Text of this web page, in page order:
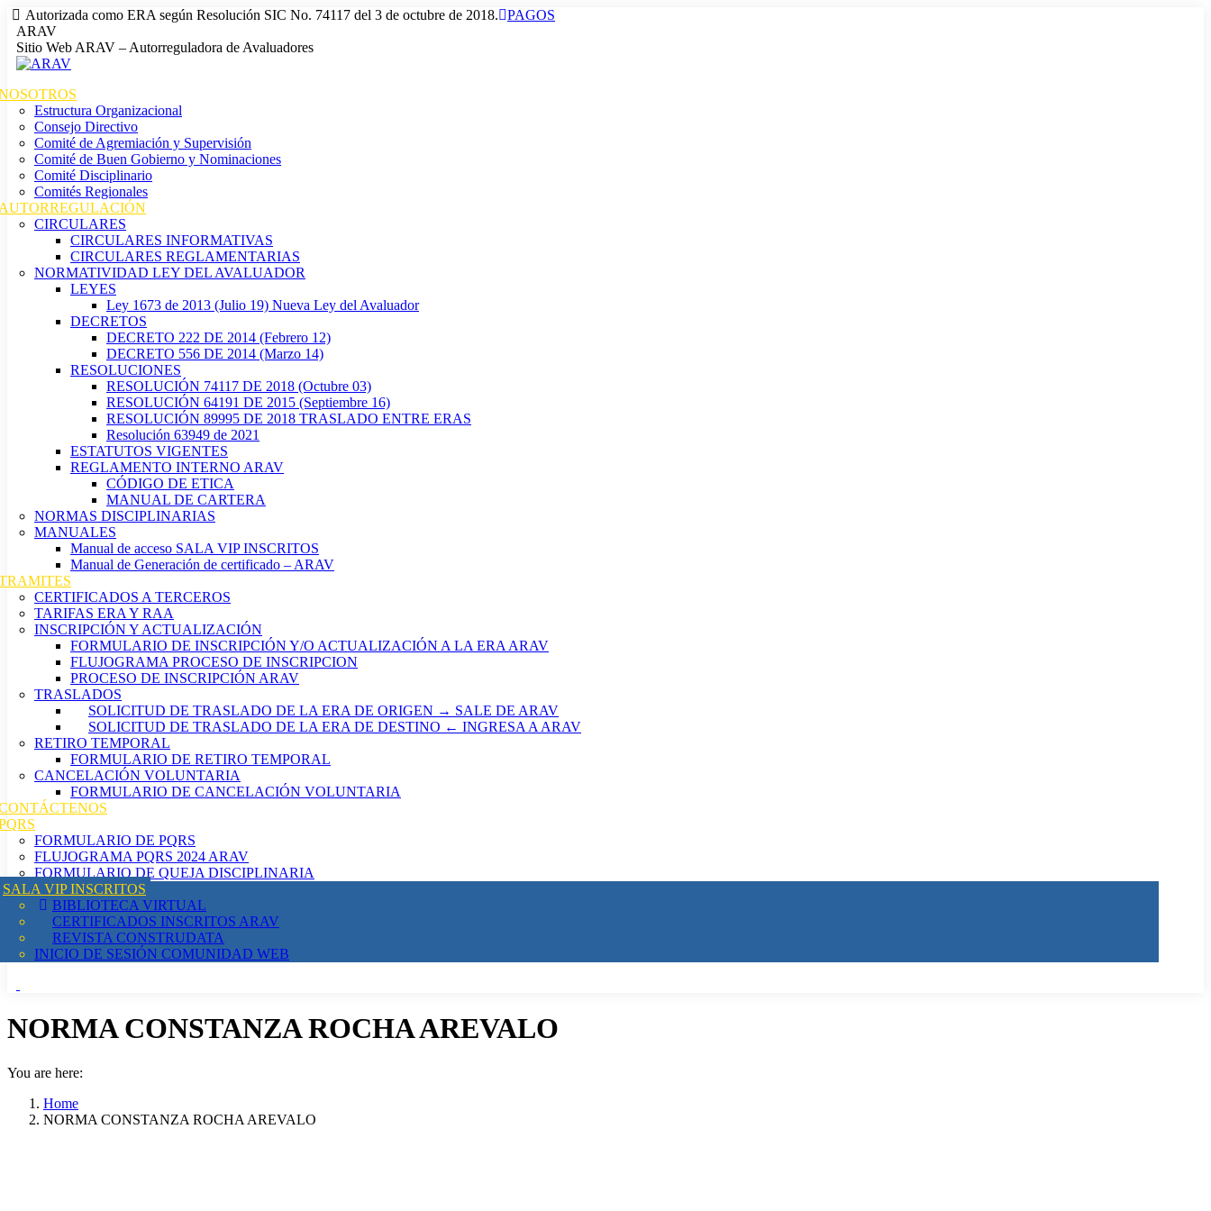
Autorizada como ERA según Resolución SIC No. 74117 del 3 de octubre de 2018.
PAGOS
ARAV
Sitio Web ARAV – Autorreguladora de Avaluadores
Estructura Organizacional
Consejo Directivo
Comité de Agremiación y Supervisión
Comité de Buen Gobierno y Nominaciones
Comité Disciplinario
Comités Regionales
CIRCULARES
CIRCULARES INFORMATIVAS
CIRCULARES REGLAMENTARIAS
NORMATIVIDAD LEY DEL AVALUADOR
LEYES
Ley 1673 de 2013 (Julio 19) Nueva Ley del Avaluador
DECRETOS
DECRETO 222 DE 2014 (Febrero 12)
DECRETO 556 DE 2014 (Marzo 14)
RESOLUCIONES
RESOLUCIÓN 74117 DE 2018 (Octubre 03)
RESOLUCIÓN 64191 DE 2015 (Septiembre 16)
RESOLUCIÓN 89995 DE 2018 TRASLADO ENTRE ERAS
Resolución 63949 de 2021
ESTATUTOS VIGENTES
REGLAMENTO INTERNO ARAV
CÓDIGO DE ETICA
MANUAL DE CARTERA
NORMAS DISCIPLINARIAS
MANUALES
Manual de acceso SALA VIP INSCRITOS
Manual de Generación de certificado – ARAV
CERTIFICADOS A TERCEROS
TARIFAS ERA Y RAA
INSCRIPCIÓN Y ACTUALIZACIÓN
FORMULARIO DE INSCRIPCIÓN Y/O ACTUALIZACIÓN A LA ERA ARAV
FLUJOGRAMA PROCESO DE INSCRIPCION
PROCESO DE INSCRIPCIÓN ARAV
TRASLADOS
SOLICITUD DE TRASLADO DE LA ERA DE ORIGEN → SALE DE ARAV
SOLICITUD DE TRASLADO DE LA ERA DE DESTINO ← INGRESA A ARAV
RETIRO TEMPORAL
FORMULARIO DE RETIRO TEMPORAL
CANCELACIÓN VOLUNTARIA
FORMULARIO DE CANCELACIÓN VOLUNTARIA
FORMULARIO DE PQRS
FLUJOGRAMA PQRS 2024 ARAV
FORMULARIO DE QUEJA DISCIPLINARIA
SALA VIP INSCRITOS
BIBLIOTECA VIRTUAL
CERTIFICADOS INSCRITOS ARAV
REVISTA CONSTRUDATA
INICIO DE SESIÓN COMUNIDAD WEB
NORMA CONSTANZA ROCHA AREVALO
You are here:
Home
NORMA CONSTANZA ROCHA AREVALO